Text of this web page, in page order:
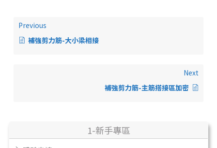
1-新手專區
Previous
補強剪力筋-大小梁相接
Next
補強剪力筋-主筋搭接區加密